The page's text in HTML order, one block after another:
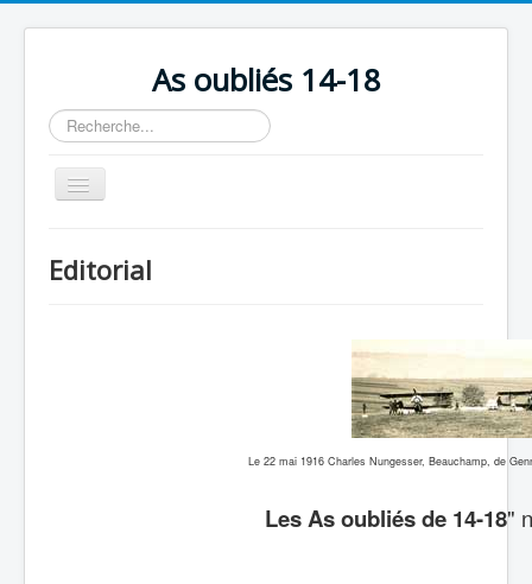
As oubliés 14-18
Rechercher
Basculer
la
Chronologie
Editorial
Le 22 mai 1916 Charles Nungesser, Beauchamp, de
Les As oubliés de 14-18"